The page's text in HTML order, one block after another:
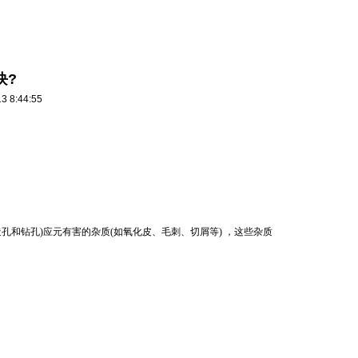
?
8:44:55
和钻孔)应元有害的杂质(如氧化皮、毛刺、切屑等) ，这些杂质